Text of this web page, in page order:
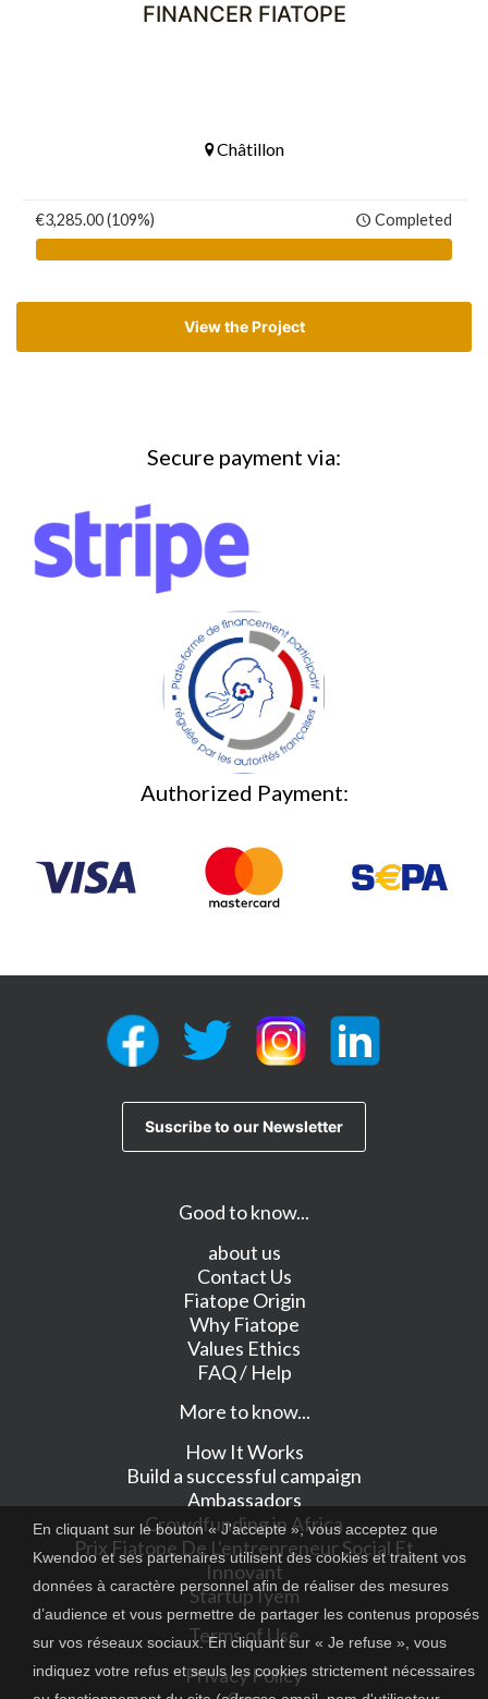
FINANCER FIATOPE
Châtillon
€3,285.00 (109%) Completed
View the Project
Secure payment via:
Authorized Payment:
Good to know...
about us
Contact Us
Fiatope Origin
Why Fiatope
Values Ethics
FAQ / Help
More to know...
How It Works
Build a successful campaign
Ambassadors
Crowdfunding in Africa
Prix Fiatope De L'entrepreneur Social Et
Innovant
Startup Iyem
Terms of Use
Privacy Policy
En cliquant sur le bouton « J'accepte », vous acceptez que
Kwendoo et ses partenaires utilisent des cookies et traitent vos
données à caractère personnel afin de réaliser des mesures
d’audience et vous permettre de partager les contenus proposés
sur vos réseaux sociaux. En cliquant sur « Je refuse », vous
indiquez votre refus et seuls les cookies strictement nécessaires